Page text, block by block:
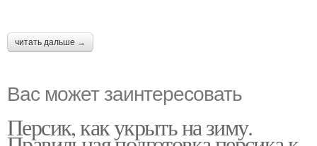
читать дальше →
Вас может заинтересовать
Персик, как укрыть на зиму.